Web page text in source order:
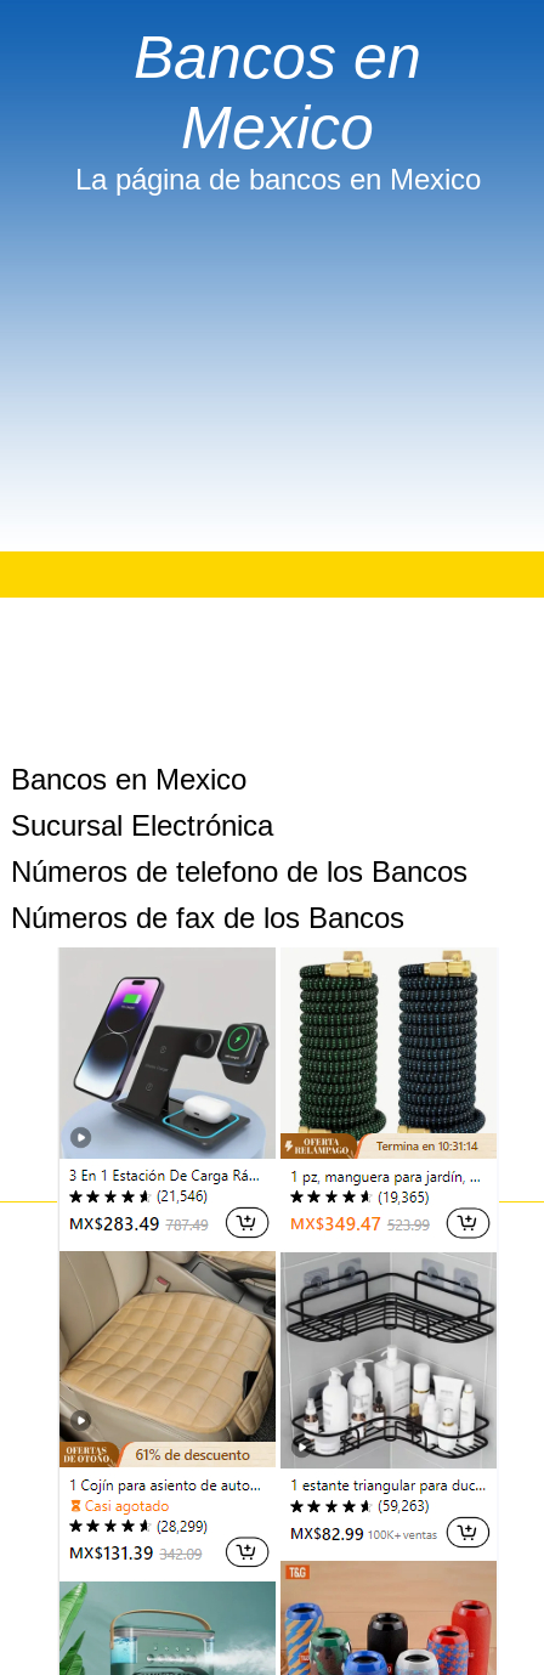
Bancos en
Mexico
La página de bancos en Mexico
Bancos en Mexico
Sucursal Electrónica
Números de telefono de los Bancos
Números de fax de los Bancos